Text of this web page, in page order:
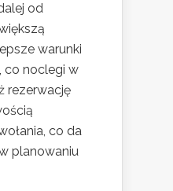
od
warunki
co noclegi w
rezerwację
co da
planowaniu